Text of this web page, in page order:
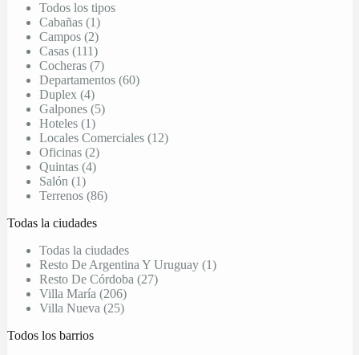
Todos los tipos
Cabañas (1)
Campos (2)
Casas (111)
Cocheras (7)
Departamentos (60)
Duplex (4)
Galpones (5)
Hoteles (1)
Locales Comerciales (12)
Oficinas (2)
Quintas (4)
Salón (1)
Terrenos (86)
Todas la ciudades
Todas la ciudades
Resto De Argentina Y Uruguay (1)
Resto De Córdoba (27)
Villa María (206)
Villa Nueva (25)
Todos los barrios